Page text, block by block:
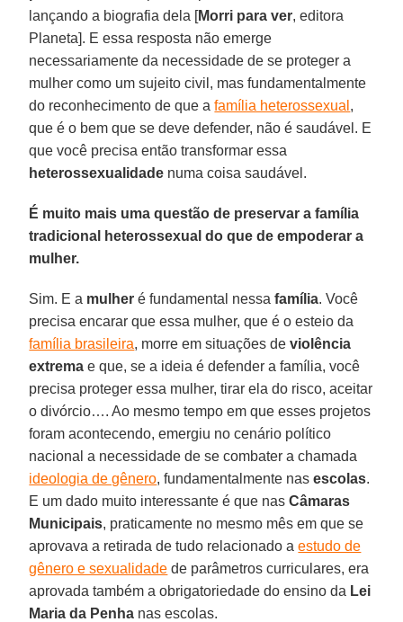
lançando a biografia dela [Morri para ver, editora
Planeta]. E essa resposta não emerge
necessariamente da necessidade de se proteger a
mulher como um sujeito civil, mas fundamentalmente
do reconhecimento de que afamília heterossexual ,
que é o bem que se deve defender, não é saudável. E
que você precisa então transformar essa
heterossexualidade numa coisa saudável.
É muito mais uma questão de preservar a família
tradicional heterossexual do que de empoderar a
mulher.
Sim. E a mulher é fundamental nessafamília. Você
precisa encarar que essa mulher, que é o esteio da
família brasileira, morre em situações deviolência
extrema e que, se a ideia é defender a família, você
precisa proteger essa mulher, tirar ela do risco, aceitar
o divórcio…. Ao mesmo tempo em que esses projetos
foram acontecendo, emergiu no cenário político
nacional a necessidade de se combater a chamada
ideologia de gênero, fundamentalmente nasescolas.
E um dado muito interessante é que nasCâmaras
Municipais, praticamente no mesmo mês em que se
aprovava a retirada de tudo relacionado aestudo de
gênero e sexualidade de parâmetros curriculares, era
aprovada também a obrigatoriedade do ensino da Lei
Maria da Penha nas escolas.